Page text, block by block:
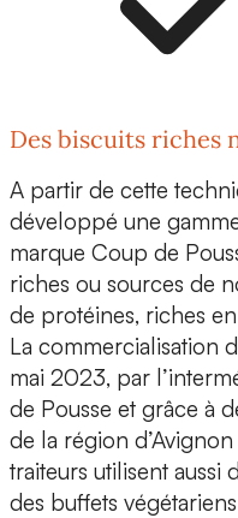
Des biscuits
A partir de cette
développé une
marque Coup de
riches ou sources de
de protéines, riches
La commercialisation
mai 2023, par
de Pousse et grâce à
de la région
traiteurs utilisent
des buffets